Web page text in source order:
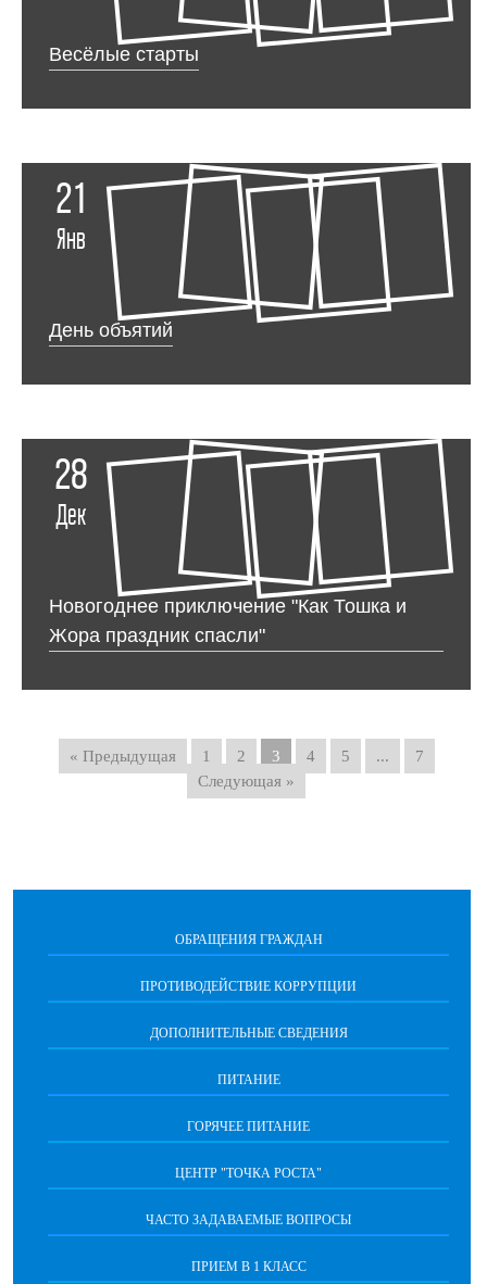
Весёлые старты
21
Янв
День объятий
28
Дек
Новогоднее приключение "Как Тошка и
Жора праздник спасли"
« Предыдущая 1 2 3 4 5 ...
7
Следующая »
ОБРАЩЕНИЯ ГРАЖДАН
ПРОТИВОДЕЙСТВИЕ КОРРУПЦИИ
ДОПОЛНИТЕЛЬНЫЕ СВЕДЕНИЯ
ПИТАНИЕ
ГОРЯЧЕЕ ПИТАНИЕ
ЦЕНТР "ТОЧКА РОСТА"
ЧАСТО ЗАДАВАЕМЫЕ ВОПРОСЫ
ПРИЕМ В 1 КЛАСС